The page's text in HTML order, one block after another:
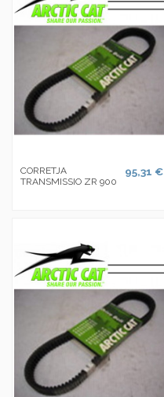
CORRETJA
TRANSMISSIO ZR 900
95,31 €